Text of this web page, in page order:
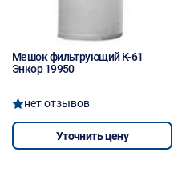
Мешок фильтрующий К-61
Энкор 19950
нет отзывов
Уточнить цену